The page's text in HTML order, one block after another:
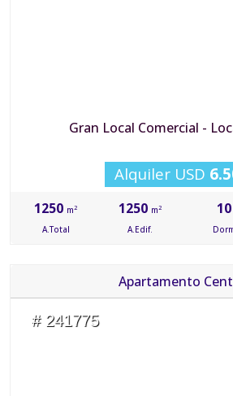
Gran Local Comercial -
Alquiler USD
1250 m2
A.Total
1250 m2
A.Edif.
10
Apartamento
# 241775